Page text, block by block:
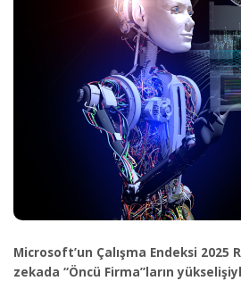
Microsoft’un Çalışma Endeksi 2025
zekada “Öncü Firma”ların